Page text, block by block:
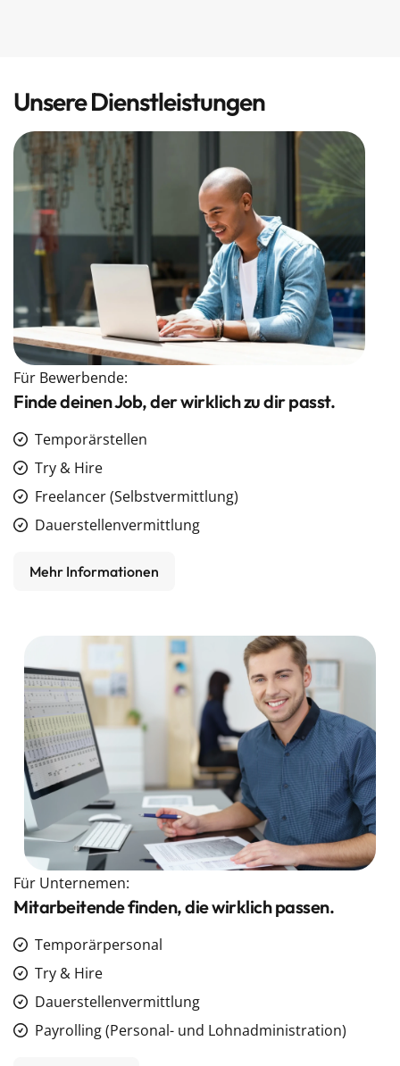
Unsere Dienstleistungen
Für Bewerbende:
Finde deinen Job, der wirklich zu dir passt.
Temporärstellen
Try & Hire
Freelancer (Selbstvermittlung)
Dauerstellenvermittlung
Mehr Informationen
Für Unternemen:
Mitarbeitende finden, die wirklich passen.
Temporärpersonal
Try & Hire
Dauerstellenvermittlung
Payrolling (Personal- und Lohnadministration)